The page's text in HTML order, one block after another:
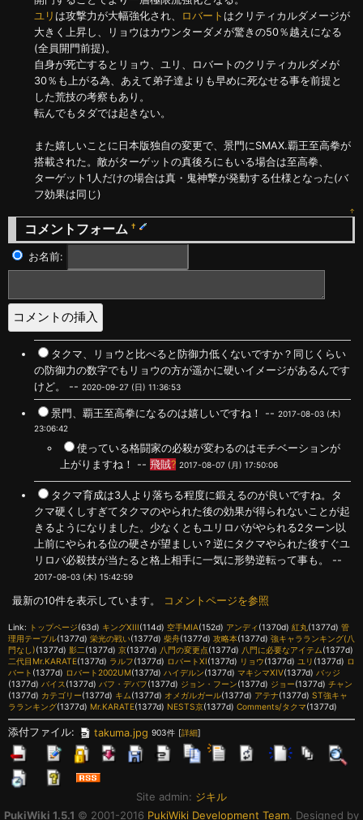
ユリ は攻撃力が大幅強化され、 ロバート はクリティカルダメージが
大きく上昇し、リョウはカウンターダメが驚きの50％越えになる
(全員開門前提)。
自身が死亡するとリョウ、ユリ、ロバートのクリティカルダメが
30％も上がる為、あえて弟子達よりも早めに死なせる事を前提と
した荒技の考察もあり。
転んでもタダでは起きない。
また嬉しいことに日本版独自の変更で、景門にSMAX.覇王至高拳が
搭載された。敵がターゲットの真後ろにもいる場合は至高拳、
ターゲット1人だけの場合は真・鬼神撃が発動する仕様となった(バ
フ効果は同じ)
↑
コメントフォーム †
お名前:
タクマ、リョウと比べると防御力低くないですか？同じくらい
の防御力の数字でもリョウの方が遥かに硬いイメージがあるんです
けど。 -- 2020-09-27 (日) 11:36:53
景門、覇王至高拳になるのは嬉しいですね！ -- 2017-08-03 (木)
23:06:42
使っている格闘家の必殺が変わるのはモチベーションが
上がりますね！ -- 飛賊? 2017-08-07 (月) 17:50:06
タクマ育成は3人より落ちる程度に鍛えるのが良いですね。タ
クマ硬くしすぎてタクマのやられた後の効果が得られないことが起
きるようになりました。少なくともユリロバがやられる2ターン以
上前にやられる位の硬さが望ましい？逆にタクマやられた後すぐユ
リロバ必殺技が当たると格上相手に一気に形勢逆転って事も。 --
2017-08-03 (木) 15:42:59
最新の10件を表示しています。 コメントページを参照
Link: トップページ(63d) キングXIII(114d) 空手MIA(152d) アンディ (1370d) 紅丸 (1377d) 管
理用テーブル(1377d) 栄光の戦い(1377d) 柴舟(1377d) 攻略本(1377d) 強キャラランキング(八
門なし)(1377d) 影二(1377d) 京(1377d) 八門の変更点(1377d) 八門に必要なアイテム(1377d)
二代目Mr.KARATE(1377d) ラルフ(1377d) ロバートXI(1377d) リョウ(1377d) ユリ (1377d) ロ
バート (1377d) ロバート2002UM(1377d) ハイデルン(1377d) マキシマXIV(1377d) バッジ
(1377d) バイス (1377d) バフ・デバフ(1377d) ジョン・フーン(1377d) ジョー(1377d) チャン
(1377d) カテゴリー(1377d) キム(1377d) オメガルガール(1377d) アテナ(1377d) ST強キャ
ラランキング(1377d) Mr.KARATE(1377d) NESTS京(1377d) Comments/タクマ(1377d)
添付ファイル: takuma.jpg 903件 [詳細]
Site admin: ジキル
PukiWiki 1.5.1 © 2001-2016 PukiWiki Development Team. Designed by